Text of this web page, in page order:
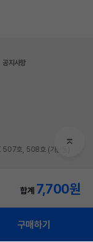
합계 7,700원
구매하기
공지사항
507호, 508호 (가산동)